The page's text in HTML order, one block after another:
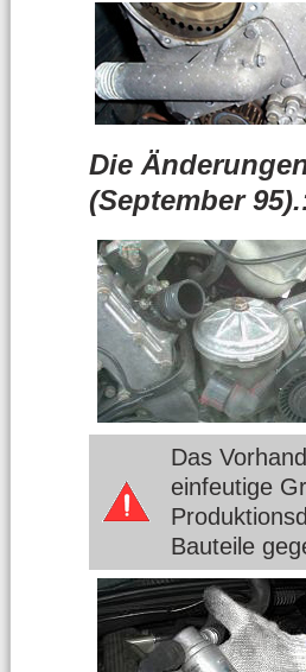
Die
(September
Das
einfeutige
Bauteile